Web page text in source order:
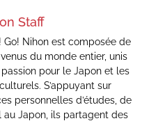
Staff
Go! Nihon est composée de
du monde entier, unis
pour le Japon et les
S’appuyant sur
personnelles d’études, de
au Japon, ils partagent des